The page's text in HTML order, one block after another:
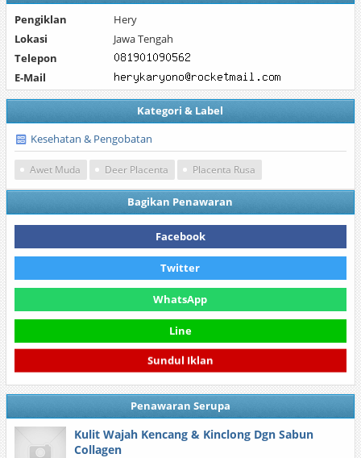
Pengiklan
Hery
Lokasi
Jawa Tengah
Telepon
E-Mail
Kategori & Label
Kesehatan & Pengobatan
Awet Muda Deer Placenta Placenta Rusa
Bagikan Penawaran
Facebook
Twitter
WhatsApp
Line
Sundul Iklan
Penawaran Serupa
Kulit Wajah Kencang & Kinclong Dgn Sabun
Collagen